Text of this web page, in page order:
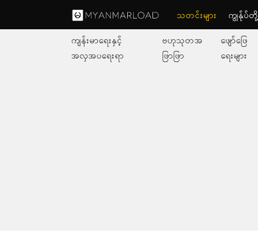
သတင်းများ ကျွနု်ပ်
ကျန်းမာရေးနှင့်
အလှအပရေးရာ
ဗဟုသုတအ
ဖြာဖြာ
ဖျော်ဖြေ
ရေးများ